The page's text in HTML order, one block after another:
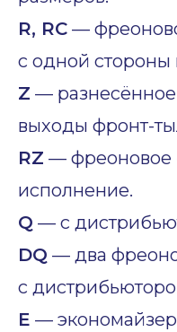
R, RC —
с одной
Z —
выходы фронт-
RZ — фреоновое
исполнение.
Q — с
DQ — два
с
E —